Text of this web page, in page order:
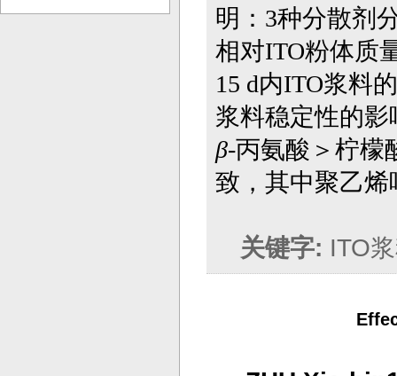
明： 3种分散剂
相对ITO粉体质
15 d内ITO浆料的
浆料稳定性的
β-丙氨酸＞柠檬
致，其中聚乙
关键字: ITO